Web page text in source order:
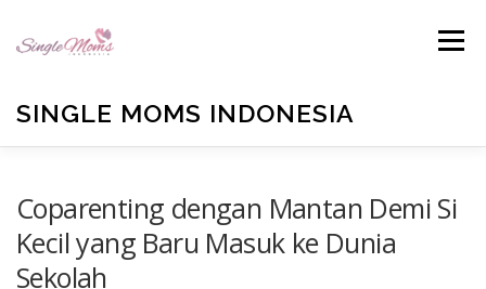
content
SINGLE MOMS INDONESIA
Menu
EMAIL US
Coparenting dengan Mantan Demi Si
Kecil yang Baru Masuk ke Dunia
Sekolah